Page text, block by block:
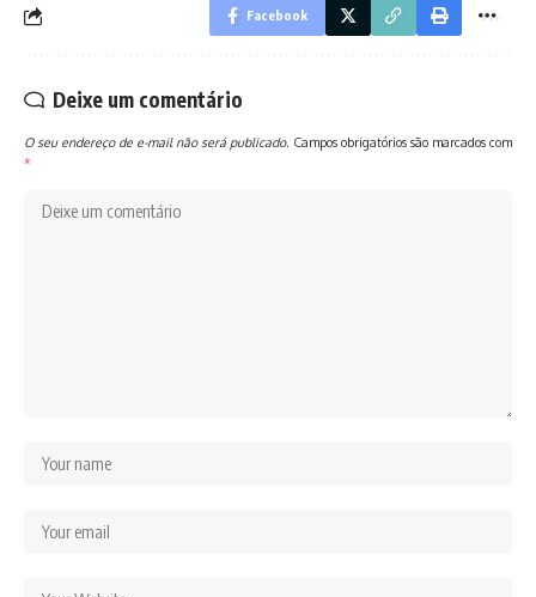
Facebook
Deixe um comentário
O seu endereço de e-mail não será publicado. Campos obrigatórios são marcados com
*